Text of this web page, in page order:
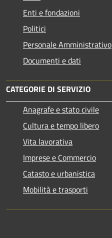
Enti e fondazioni
Politici
Personale Amministrativo
Documenti e dati
CATEGORIE DI SERVIZIO
Anagrafe e stato civile
Cultura e tempo libero
Vita lavorativa
Imprese e Commercio
Catasto e urbanistica
Mobilità e trasporti